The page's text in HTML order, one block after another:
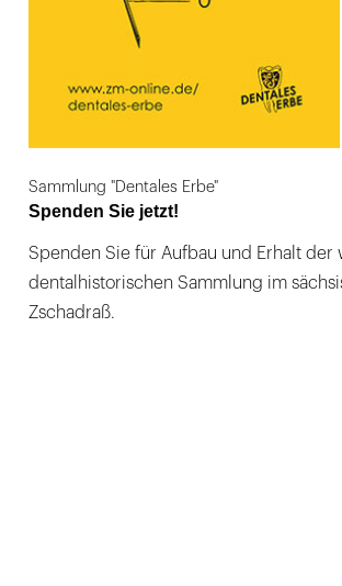
Sammlung "Dentales Erbe"
Spenden Sie jetzt!
Spenden Sie für Aufbau und Erhalt der
dentalhistorischen Sammlung im
Zschadraß.